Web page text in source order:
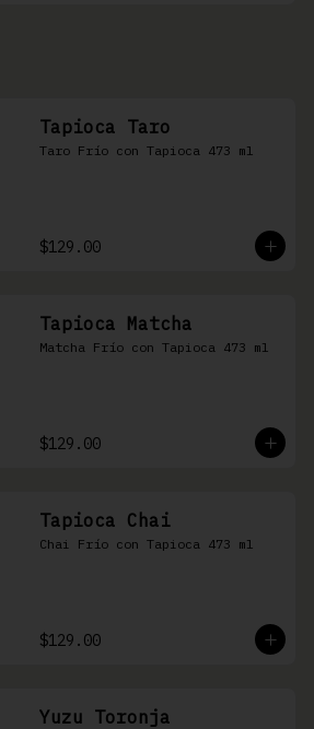
Tapioca Taro
Taro Frío con Tapioca 473 ml
$129.00
Tapioca Matcha
Matcha Frío con Tapioca 473 ml
$129.00
Tapioca Chai
Chai Frío con Tapioca 473 ml
$129.00
Yuzu Toronja